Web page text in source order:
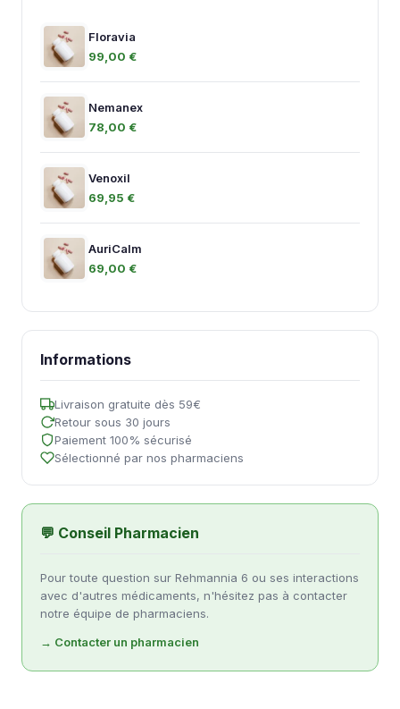
Floravia
99,00 €
Nemanex
78,00 €
Venoxil
69,95 €
AuriCalm
69,00 €
Informations
Livraison gratuite dès 59€
Retour sous 30 jours
Paiement 100% sécurisé
Sélectionné par nos pharmaciens
💬 Conseil Pharmacien
Pour toute question sur Rehmannia 6 ou ses interactions
avec d'autres médicaments, n'hésitez pas à contacter
notre équipe de pharmaciens.
→ Contacter un pharmacien